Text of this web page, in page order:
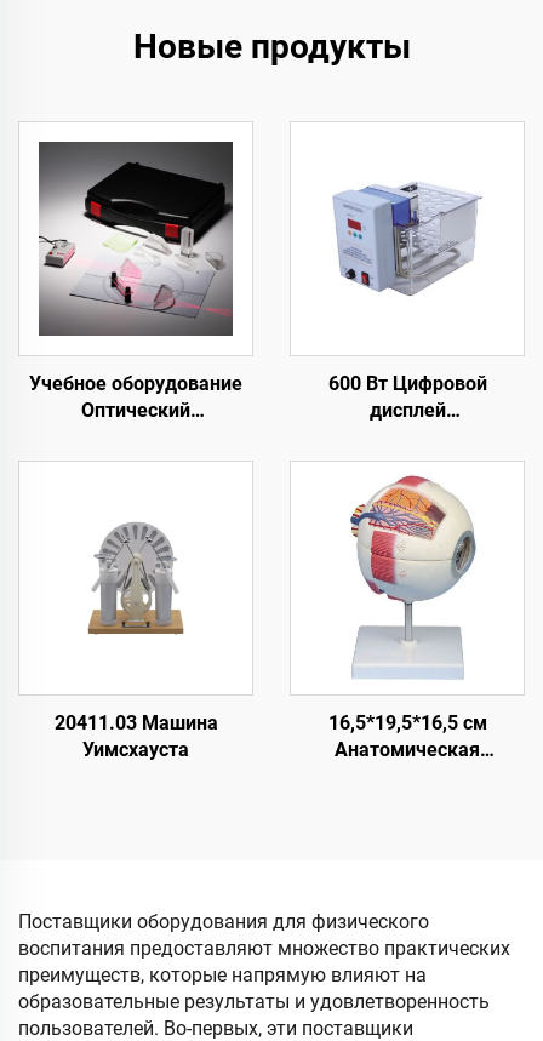
Новые продукты
Учебное оборудование
Оптический
оптический набор
600 Вт Цифровой
дисплей
водяная баня, принцип
действия и функции в
лаборатории
20411.03 Машина
Уимсхауста
16,5*19,5*16,5 см
Анатомическая
Поставщики оборудования для физического
воспитания предоставляют множество практических
преимуществ, которые напрямую влияют на
образовательные результаты и удовлетворенность
пользователей. Во-первых, эти поставщики